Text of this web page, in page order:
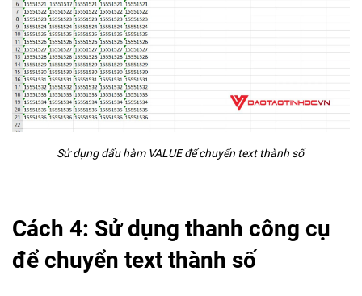
Sử dụng dấu hàm VALUE để chuyển text thành số
Cách 4: Sử dụng thanh công cụ
để chuyển text thành số